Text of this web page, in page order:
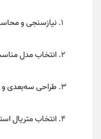
نیازسنجی و
انتخاب مدل
طراحی سه‌بعدی
انتخاب متریال